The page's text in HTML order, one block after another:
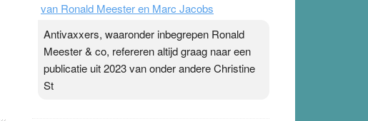
van Ronald Meester en Marc Jacobs
Antivaxxers, waaronder inbegrepen Ronald
Meester & co, refereren altijd graag naar een
publicatie uit 2023 van onder andere Christine
St